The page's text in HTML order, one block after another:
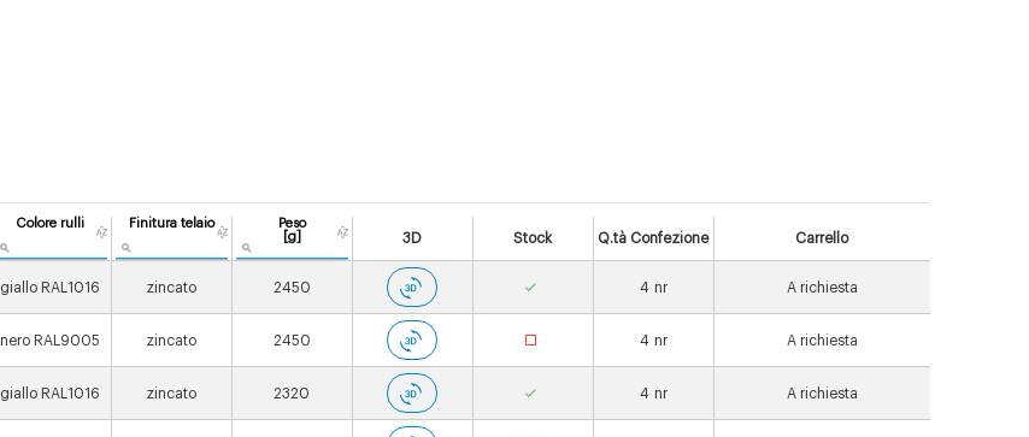
Colore rulli Finitura telaio
Peso
[g]
3D Stock Q.tà Confezione Carrello
giallo RAL1016 zincato 2450 4 nr A richiesta
nero RAL9005 zincato 2450 4 nr A richiesta
giallo RAL1016 zincato 2320 4 nr A richiesta